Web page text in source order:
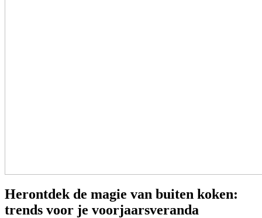
Herontdek de magie van buiten koken:
trends voor je voorjaarsveranda